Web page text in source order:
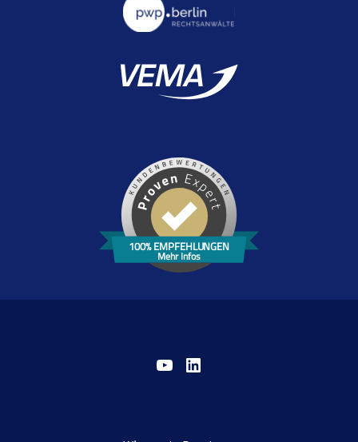
100% EMPFEHLUNGEN
Mehr Infos
YouTube LinkedIn